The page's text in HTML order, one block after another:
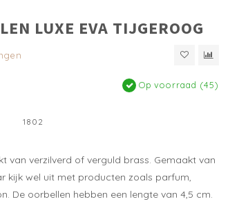
LUXE EVA TIJGEROOG
Op voorraad (45)
1802
van verzilverd of verguld brass. Gemaakt van
kijk wel uit met producten zoals parfum,
De oorbellen hebben een lengte van 4,5 cm.